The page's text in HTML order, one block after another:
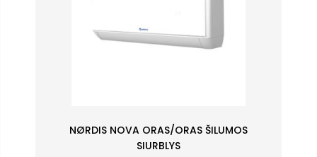
NØRDIS NOVA ORAS/ORAS ŠILUMOS
SIURBLYS